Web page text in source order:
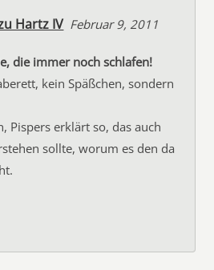
Hartz IV Februar 9, 2011
die immer noch schlafen!
kein Späßchen, sondern
Pispers erklärt so, das auch
sollte, worum es den da